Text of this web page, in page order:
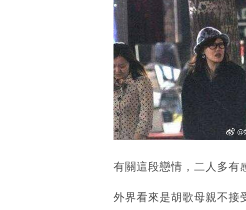
有關這段戀情，二人多有
外界看來是胡歌母親不接